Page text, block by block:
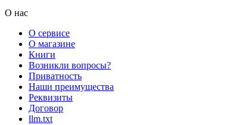
О нас
О сервисе
О магазине
Книги
Возникли вопросы?
Приватность
Наши преимущества
Реквизиты
Договор
llm.txt